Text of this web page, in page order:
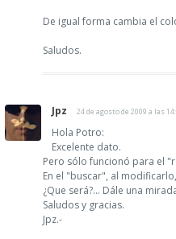
De igual forma cambia el
Saludos.
Jpz 24 de agosto de 2009 a las
Hola Potro:
Excelente dato.
Pero sólo funcionó para el
En el "buscar", al
¿Que será?... Dále una
Saludos y gracias.
Jpz.-